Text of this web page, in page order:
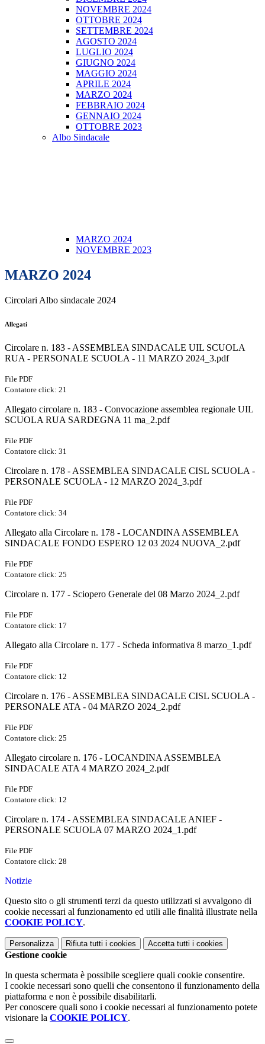
NOVEMBRE 2024
OTTOBRE 2024
SETTEMBRE 2024
AGOSTO 2024
LUGLIO 2024
GIUGNO 2024
MAGGIO 2024
APRILE 2024
MARZO 2024
FEBBRAIO 2024
GENNAIO 2024
OTTOBRE 2023
Albo Sindacale
MARZO 2024
NOVEMBRE 2023
MARZO 2024
Circolari Albo sindacale 2024
Allegati
Circolare n. 183 - ASSEMBLEA SINDACALE UIL SCUOLA
RUA - PERSONALE SCUOLA - 11 MARZO 2024_3.pdf
File PDF
Contatore click: 21
Allegato circolare n. 183 - Convocazione assemblea regionale UIL
SCUOLA RUA SARDEGNA 11 ma_2.pdf
File PDF
Contatore click: 31
Circolare n. 178 - ASSEMBLEA SINDACALE CISL SCUOLA -
PERSONALE SCUOLA - 12 MARZO 2024_3.pdf
File PDF
Contatore click: 34
Allegato alla Circolare n. 178 - LOCANDINA ASSEMBLEA
SINDACALE FONDO ESPERO 12 03 2024 NUOVA_2.pdf
File PDF
Contatore click: 25
Circolare n. 177 - Sciopero Generale del 08 Marzo 2024_2.pdf
File PDF
Contatore click: 17
Allegato alla Circolare n. 177 - Scheda informativa 8 marzo_1.pdf
File PDF
Contatore click: 12
Circolare n. 176 - ASSEMBLEA SINDACALE CISL SCUOLA -
PERSONALE ATA - 04 MARZO 2024_2.pdf
File PDF
Contatore click: 25
Allegato circolare n. 176 - LOCANDINA ASSEMBLEA
SINDACALE ATA 4 MARZO 2024_2.pdf
File PDF
Contatore click: 12
Circolare n. 174 - ASSEMBLEA SINDACALE ANIEF -
PERSONALE SCUOLA 07 MARZO 2024_1.pdf
File PDF
Contatore click: 28
Notizie
Questo sito o gli strumenti terzi da questo utilizzati si avvalgono di
cookie necessari al funzionamento ed utili alle finalità illustrate nella
COOKIE POLICY.
Personalizza Rifiuta tutti i cookies Accetta tutti i cookies
Gestione cookie
In questa schermata è possibile scegliere quali cookie consentire.
I cookie necessari sono quelli che consentono il funzionamento della
piattaforma e non è possibile disabilitarli.
Per conoscere quali sono i cookie necessari al funzionamento potete
visionare la COOKIE POLICY.